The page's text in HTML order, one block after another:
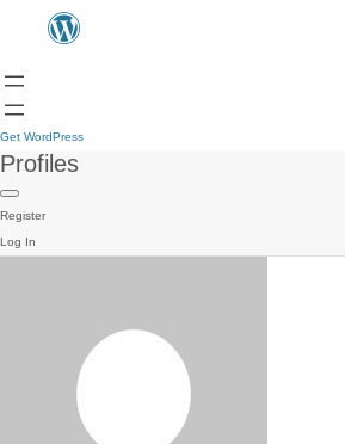
Get WordPress
Profiles
Register
Log In